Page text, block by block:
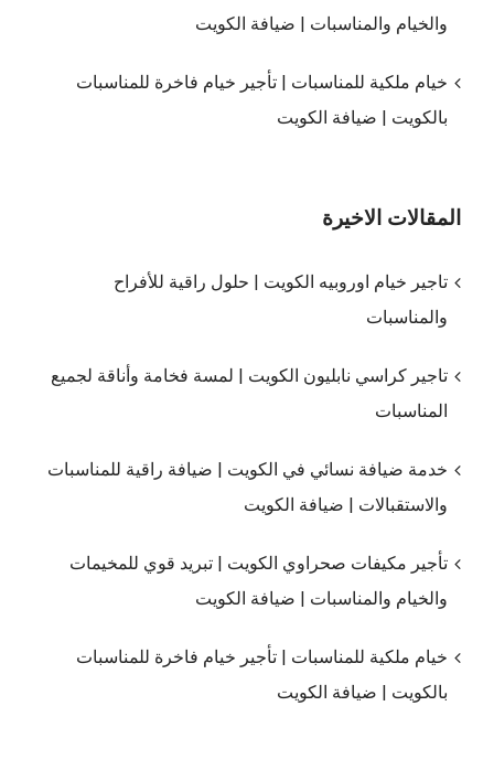
والخيام والمناسبات | ضيافة الكويت
خيام ملكية للمناسبات | تأجير خيام فاخرة للمناسبات
بالكويت | ضيافة الكويت
المقالات الاخيرة
تاجير خيام اوروبيه الكويت | حلول راقية للأفراح
والمناسبات
تاجير كراسي نابليون الكويت | لمسة فخامة وأناقة لجميع
المناسبات
خدمة ضيافة نسائي في الكويت | ضيافة راقية للمناسبات
والاستقبالات | ضيافة الكويت
تأجير مكيفات صحراوي الكويت | تبريد قوي للمخيمات
والخيام والمناسبات | ضيافة الكويت
خيام ملكية للمناسبات | تأجير خيام فاخرة للمناسبات
بالكويت | ضيافة الكويت